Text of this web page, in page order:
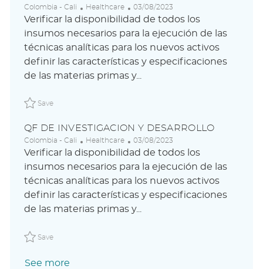
L
o
a
t
i
n
Colombia - Cali
C
a
e
g
o
y
Healthcare
P
o
t
d
a
03/08/2023
Verificar la disponibilidad de todos los
insumos necesarios para la ejecución de las
técnicas analíticas para los nuevos activos
definir las características y especificaciones
de las materias primas y...
Save
QF DE INVESTIGACION Y DESARROLLO
L
o
a
t
i
n
Colombia - Cali
C
a
e
g
o
y
Healthcare
P
o
t
d
a
03/08/2023
Verificar la disponibilidad de todos los
insumos necesarios para la ejecución de las
técnicas analíticas para los nuevos activos
definir las características y especificaciones
de las materias primas y...
Save
See more